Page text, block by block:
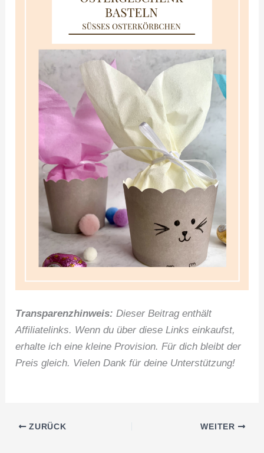
Transparenzhinweis: Dieser Beitrag enthält
Affiliatelinks. Wenn du über diese Links einkaufst,
erhalte ich eine kleine Provision. Für dich bleibt der
Preis gleich. Vielen Dank für deine Unterstützung!
ZURÜCK WEITER